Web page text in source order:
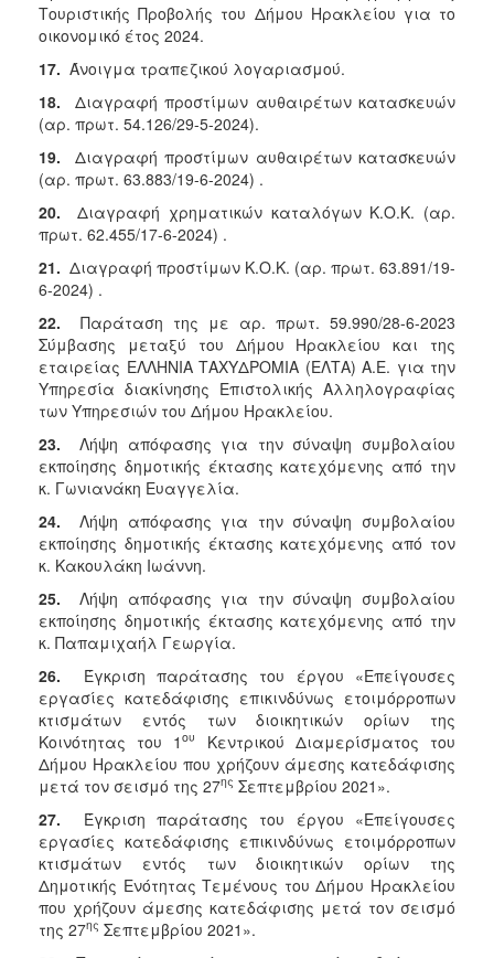
Τουριστικής Προβολής του Δήμου Ηρακλείου για το
οικονομικό έτος 2024.
17. Άνοιγμα τραπεζικού λογαριασμού.
18. Διαγραφή προστίμων αυθαιρέτων κατασκευών
(αρ. πρωτ. 54.126/29-5-2024).
19. Διαγραφή προστίμων αυθαιρέτων κατασκευών
(αρ. πρωτ. 63.883/19-6-2024) .
20.Διαγραφή χρηματικών καταλόγων Κ.Ο.Κ. (αρ.
πρωτ. 62.455/17-6-2024) .
21. Διαγραφή προστίμων Κ.Ο.Κ. (αρ. πρωτ. 63.891/19-
6-2024) .
22. Παράταση της με αρ. πρωτ. 59.990/28-6-2023
Σύμβασης μεταξύ του Δήμου Ηρακλείου και της
εταιρείας ΕΛΛΗΝΙΑ ΤΑΧΥΔΡΟΜΙΑ (ΕΛΤΑ) Α.Ε. για την
Υπηρεσία διακίνησης Επιστολικής Αλληλογραφίας
των Υπηρεσιών του Δήμου Ηρακλείου.
23.Λήψη απόφασης για την σύναψη συμβολαίου
εκποίησης δημοτικής έκτασης κατεχόμενης από την
κ. Γωνιανάκη Ευαγγελία.
24.Λήψη απόφασης για την σύναψη συμβολαίου
εκποίησης δημοτικής έκτασης κατεχόμενης από τον
κ. Κακουλάκη Ιωάννη.
25.Λήψη απόφασης για την σύναψη συμβολαίου
εκποίησης δημοτικής έκτασης κατεχόμενης από την
κ. Παπαμιχαήλ Γεωργία.
26. Έγκριση παράτασης του έργου «Επείγουσες
εργασίες κατεδάφισης επικινδύνως ετοιμόρροπων
κτισμάτων εντός των διοικητικών ορίων της
Κοινότητας του 1ου
Κεντρικού Διαμερίσματος του
Δήμου Ηρακλείου που χρήζουν άμεσης κατεδάφισης
μετά τον σεισμό της 27ης Σεπτεμβρίου 2021».
27. Έγκριση παράτασης του έργου «Επείγουσες
εργασίες κατεδάφισης επικινδύνως ετοιμόρροπων
κτισμάτων εντός των διοικητικών ορίων της
Δημοτικής Ενότητας Τεμένους του Δήμου Ηρακλείου
που χρήζουν άμεσης κατεδάφισης μετά τον σεισμό
της 27ης Σεπτεμβρίου 2021».